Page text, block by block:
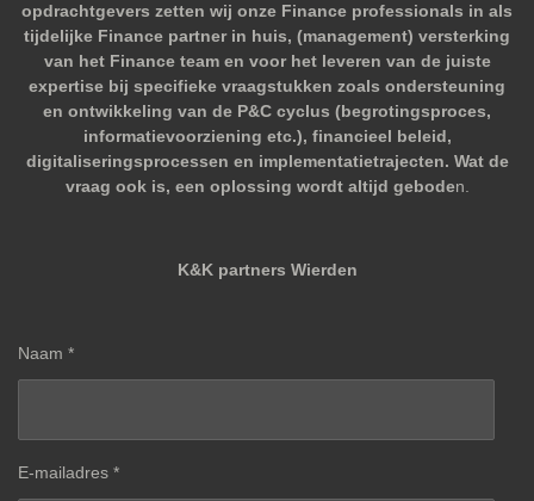
opdrachtgevers zetten wij onze Finance professionals in als
tijdelijke Finance partner in huis, (management) versterking
van het Finance team en voor het leveren van de juiste
expertise bij specifieke vraagstukken zoals ondersteuning
en ontwikkeling van de P&C cyclus (begrotingsproces,
informatievoorziening etc.), financieel beleid,
digitaliseringsprocessen en implementatietrajecten. Wat de
vraag ook is, een oplossing wordt altijd geboden.
K&K partners Wierden
Naam *
E-mailadres *